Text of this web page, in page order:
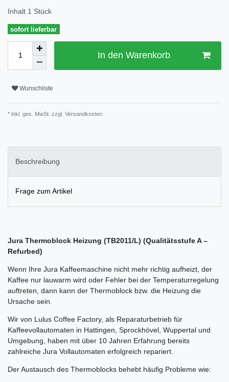
Inhalt 1 Stück
sofort lieferbar
In den Warenkorb
Wunschliste
* inkl. ges. MwSt. zzgl. Versandkosten
Beschreibung
Frage zum Artikel
Jura Thermoblock Heizung (TB2011/L) (Qualitätsstufe A –
Refurbed)
Wenn Ihre Jura Kaffeemaschine nicht mehr richtig aufheizt, der
Kaffee nur lauwarm wird oder Fehler bei der Temperaturregelung
auftreten, dann kann der Thermoblock bzw. die Heizung die
Ursache sein.
Wir von Lulus Coffee Factory, als Reparaturbetrieb für
Kaffeevollautomaten in Hattingen, Sprockhövel, Wuppertal und
Umgebung, haben mit über 10 Jahren Erfahrung bereits
zahlreiche Jura Vollautomaten erfolgreich repariert.
Der Austausch des Thermoblocks behebt häufig Probleme wie: